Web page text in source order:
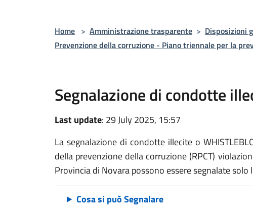
Home > Amministrazione trasparente > Disposizioni
Prevenzione della corruzione - Piano triennale per la
Segnalazione di condotte
Last update: 29 July 2025, 15:57
La segnalazione di condotte illecite o
della prevenzione della corruzione (RPCT)
Provincia di Novara possono essere segnalate
Cosa si può Segnalare